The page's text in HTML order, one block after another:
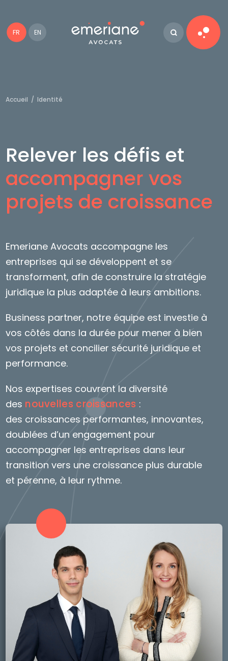
FR EN
Accueil / Identité
Relever les défis et
accompagner vos
projets de croissance
Emeriane Avocats accompagne les
entreprises qui se développent et se
transforment, afin de construire la stratégie
juridique la plus adaptée à leurs ambitions.
Business partner, notre équipe est investie à
vos côtés dans la durée pour mener à bien
vos projets et concilier sécurité juridique et
performance.
Nos expertises couvrent la diversité
des nouvelles croissances :
des croissances performantes, innovantes,
doublées d’un engagement pour
accompagner les entreprises dans leur
transition vers une croissance plus durable
et pérenne, à leur rythme.